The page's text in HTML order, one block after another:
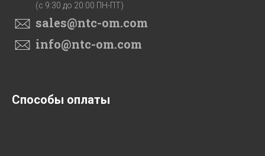
(c 9:30 до 20:00 ПН-ПТ)
sales@ntc-om.com
info@ntc-om.com
Способы оплаты